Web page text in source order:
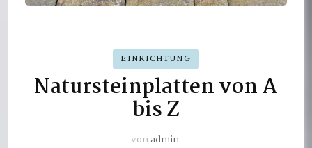
EINRICHTUNG
Natursteinplatten von A
bis Z
vonadmin